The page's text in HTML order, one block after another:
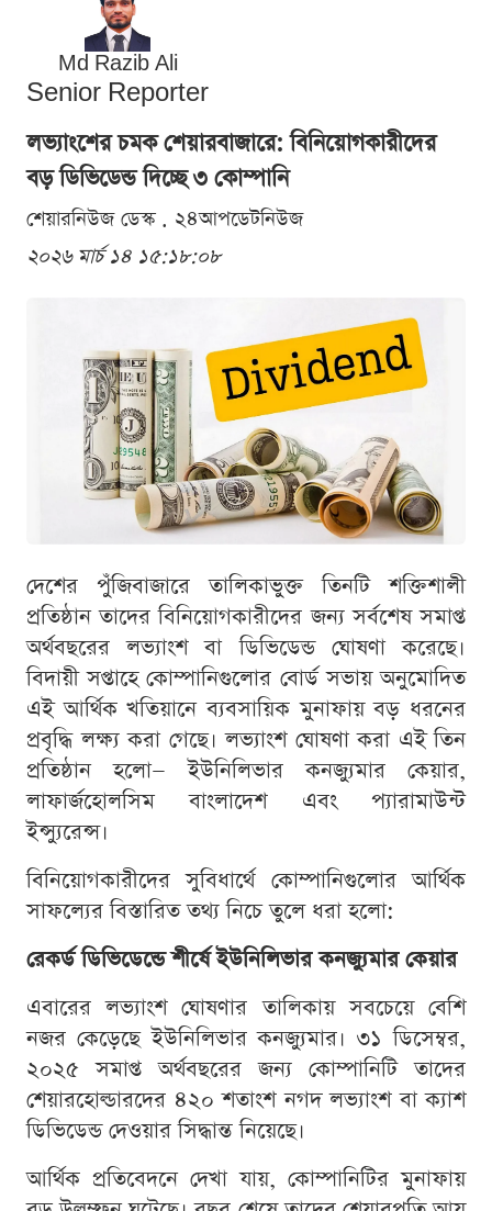
Md Razib Ali
Senior Reporter
লভ্যাংশের চমক শেয়ারবাজারে: বিনিয়োগকারীদের
বড় ডিভিডেন্ড দিচ্ছে ৩ কোম্পানি
শেয়ারনিউজ ডেস্ক . ২৪আপডেটনিউজ
২০২৬ মার্চ ১৪ ১৫:১৮:০৮
দেশের পুঁজিবাজারে তালিকাভুক্ত তিনটি শক্তিশালী
প্রতিষ্ঠান তাদের বিনিয়োগকারীদের জন্য সর্বশেষ সমাপ্ত
অর্থবছরের লভ্যাংশ বা ডিভিডেন্ড ঘোষণা করেছে।
বিদায়ী সপ্তাহে কোম্পানিগুলোর বোর্ড সভায় অনুমোদিত
এই আর্থিক খতিয়ানে ব্যবসায়িক মুনাফায় বড় ধরনের
প্রবৃদ্ধি লক্ষ্য করা গেছে। লভ্যাংশ ঘোষণা করা এই তিন
প্রতিষ্ঠান হলো— ইউনিলিভার কনজ্যুমার কেয়ার,
লাফার্জহোলসিম বাংলাদেশ এবং প্যারামাউন্ট
ইন্স্যুরেন্স।
বিনিয়োগকারীদের সুবিধার্থে কোম্পানিগুলোর আর্থিক
সাফল্যের বিস্তারিত তথ্য নিচে তুলে ধরা হলো:
রেকর্ড ডিভিডেন্ডে শীর্ষে ইউনিলিভার কনজ্যুমার কেয়ার
এবারের লভ্যাংশ ঘোষণার তালিকায় সবচেয়ে বেশি
নজর কেড়েছে ইউনিলিভার কনজ্যুমার। ৩১ ডিসেম্বর,
২০২৫ সমাপ্ত অর্থবছরের জন্য কোম্পানিটি তাদের
শেয়ারহোল্ডারদের ৪২০ শতাংশ নগদ লভ্যাংশ বা ক্যাশ
ডিভিডেন্ড দেওয়ার সিদ্ধান্ত নিয়েছে।
আর্থিক প্রতিবেদনে দেখা যায়, কোম্পানিটির মুনাফায়